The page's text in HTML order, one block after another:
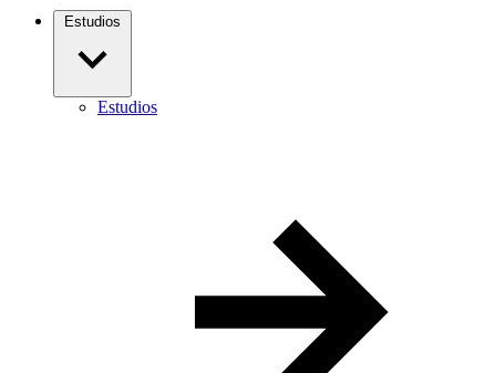
Estudios
Estudios